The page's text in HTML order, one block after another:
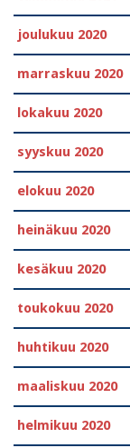
joulukuu 2020
marraskuu 2020
lokakuu 2020
syyskuu 2020
elokuu 2020
heinäkuu 2020
kesäkuu 2020
toukokuu 2020
huhtikuu 2020
maaliskuu 2020
helmikuu 2020